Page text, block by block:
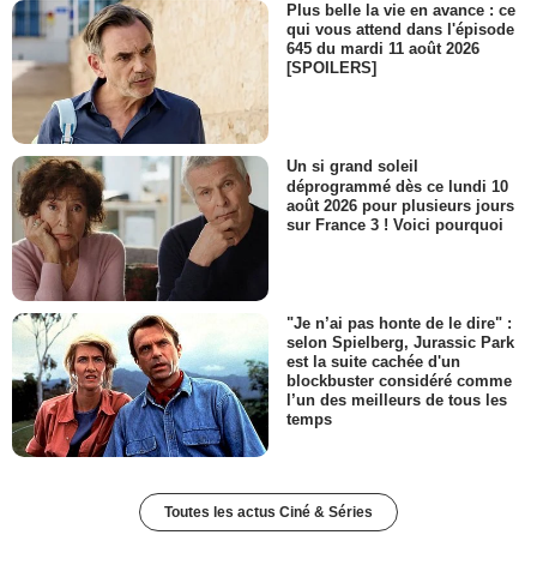
Plus belle la vie en avance : ce
qui vous attend dans l'épisode
645 du mardi 11 août 2026
[SPOILERS]
Un si grand soleil
déprogrammé dès ce lundi 10
août 2026 pour plusieurs jours
sur France 3 ! Voici pourquoi
"Je n’ai pas honte de le dire" :
selon Spielberg, Jurassic Park
est la suite cachée d'un
blockbuster considéré comme
l’un des meilleurs de tous les
temps
Toutes les actus Ciné & Séries